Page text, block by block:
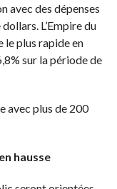
avec des dépenses
L’Empire du
le plus rapide en
sur la période de
avec plus de 200
hausse